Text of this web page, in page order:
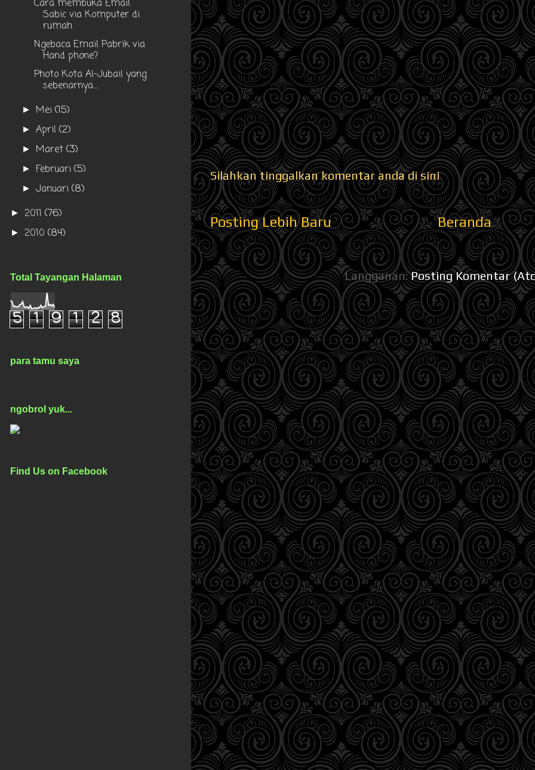
Silahkan tinggalkan komentar anda di sini
Posting Lebih Baru Beranda
Langganan:Posting Komentar
Cara membuka Email
Sabic via Komputer di
rumah
Ngebaca Email Pabrik via
Hand phone?
Photo Kota Al-Jubail yang
sebenarnya....
►Mei(15)
►April(2)
►Maret(3)
►Februari(5)
►Januari(8)
► 2011 (76)
► 2010 (84)
Total Tayangan Halaman
5 1 9 1 2 8
para tamu saya
ngobrol yuk...
Find Us on Facebook